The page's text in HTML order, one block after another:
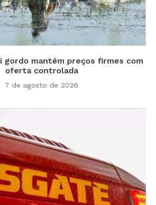
gordo mantém preços firmes com
oferta controlada
7 de agosto de 2026